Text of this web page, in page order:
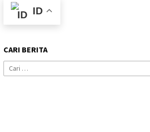
ID
CARI BERITA
Cari
untuk: